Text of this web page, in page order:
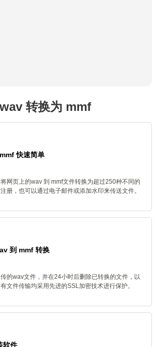
转换为 mmf
快速简单
网页上的wav 到 mmf文件转换为超过250种不同的
册，也可以通过电子邮件或添加水印来传送文件。
到 mmf 转换
的wav文件，并在24小时后删除已转换的文件，以
文件传输均采用先进的SSL加密技术进行保护。
软件